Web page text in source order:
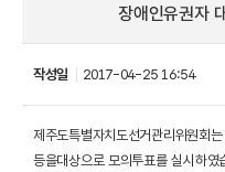
장애인유권자
작성일 2017-04-25 16:54
제주도특별자치도선거관리위원회
등을대상으로 모의투표를 실시하였